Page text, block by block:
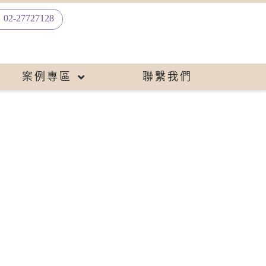
02-27727128
案例專區 聯繫我們